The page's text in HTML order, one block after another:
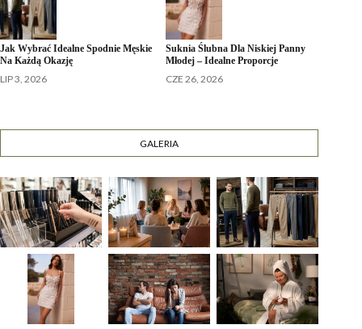
Jak Wybrać Idealne Spodnie Męskie
Na Każdą Okazję
LIP 3, 2026
Suknia Ślubna Dla Niskiej Panny
Młodej – Idealne Proporcje
CZE 26, 2026
GALERIA